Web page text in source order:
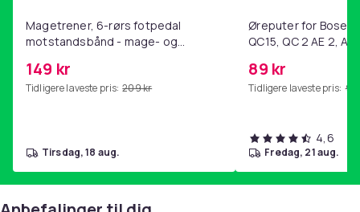
Magetrener, 6-rørs fotpedal
motstandsbånd - mage- og
hjemmegymnastikk Purple
149 kr
Tidligere laveste pris: 209 kr
tirsdag, 18 aug.
Øreputer for Bose
QC15, QC 2 AE 2, AE
89 kr
Tidligere laveste pris: 99
4,6
fredag, 21 aug.